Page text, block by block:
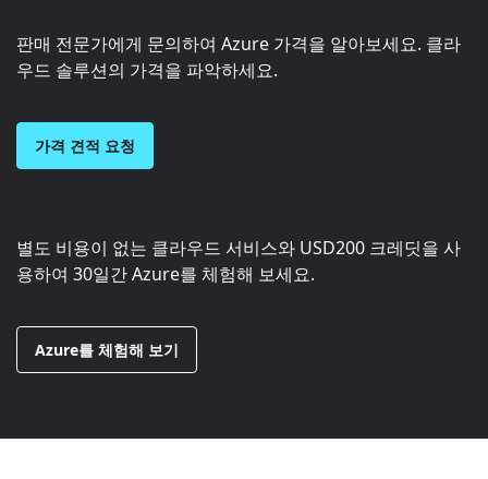
판매 전문가에게 문의하여 Azure 가격을 알아보세요. 클라
우드 솔루션의 가격을 파악하세요.
가격 견적 요청
별도 비용이 없는 클라우드 서비스와 USD200 크레딧을 사
용하여 30일간 Azure를 체험해 보세요.
Azure를 체험해 보기